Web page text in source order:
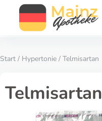
Start / Hypertonie / Telmisartan
Telmisartan